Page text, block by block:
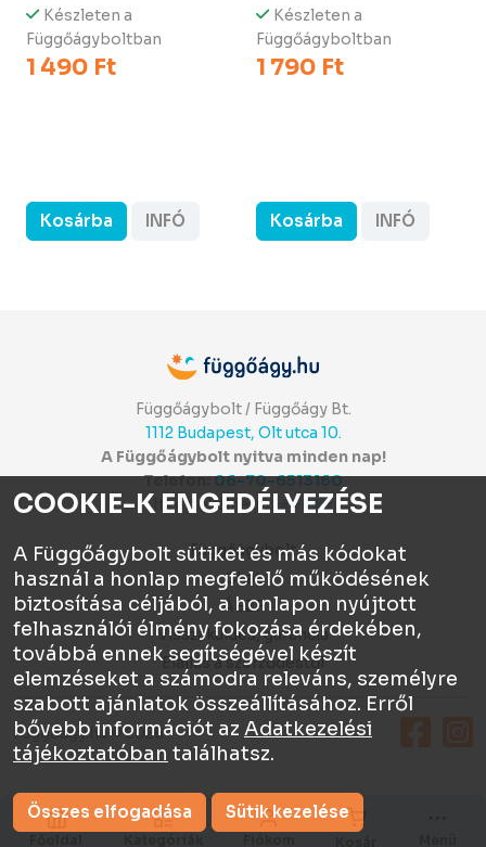
Készleten a
Függőágyboltban
1 490 Ft
Kosárba INFÓ
Készleten a
Függőágyboltban
1 790 Ft
Kosárba INFÓ
Függőágybolt / Függőágy Bt.
1112 Budapest, Olt utca 10.
A Függőágybolt nyitva minden nap!
Telefon:06-70-6513160
Itt értékelhetsz:⭐⭐⭐⭐⭐
Függőágybolt
Chat
ÁSZF
Visszaküldés, garancia
Elállás a szerződéstől
Függőágy.hu © 2026
COOKIE-K ENGEDÉLYEZÉSE
A Függőágybolt sütiket és más kódokat
használ a honlap megfelelő működésének
biztosítása céljából, a honlapon nyújtott
felhasználói élmény fokozása érdekében,
továbbá ennek segítségével készít
elemzéseket a számodra releváns, személyre
szabott ajánlatok összeállításához. Erről
bővebb információt az Adatkezelési
tájékoztatóban találhatsz.
Összes elfogadása Sütik kezelése